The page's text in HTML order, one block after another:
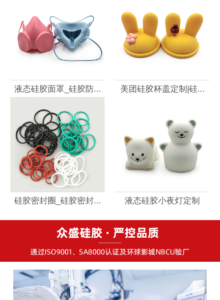
液态硅胶面罩_硅胶防... 美团硅胶杯盖定制|硅...
硅胶密封圈_硅胶密封... 液态硅胶小夜灯定制